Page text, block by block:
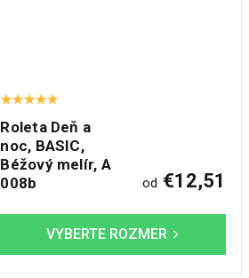
Roleta Deň a
noc, BASIC,
Béžový melír, A
008b
od €12,51